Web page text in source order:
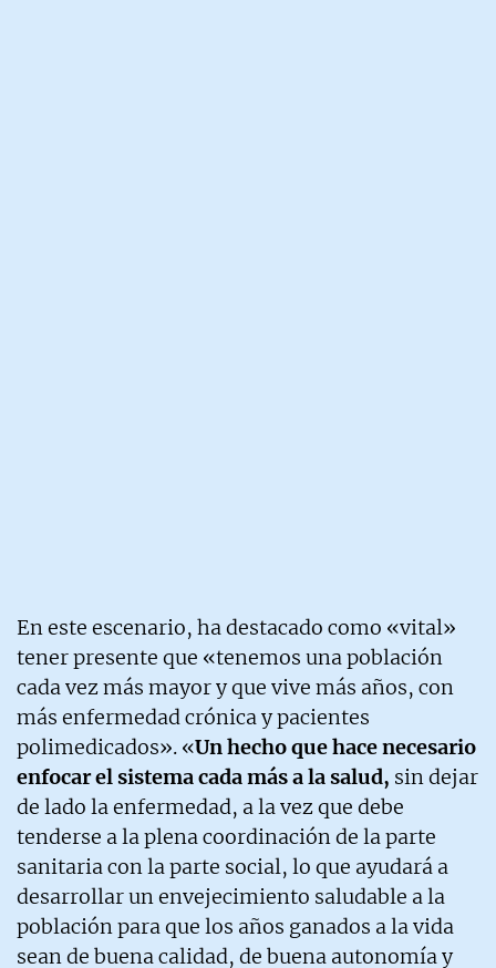
En este escenario, ha destacado como «vital»
tener presente que «tenemos una población
cada vez más mayor y que vive más años, con
más enfermedad crónica y pacientes
polimedicados». «Un hecho que hace necesario
enfocar el sistema cada más a la salud, sin dejar
de lado la enfermedad, a la vez que debe
tenderse a la plena coordinación de la parte
sanitaria con la parte social, lo que ayudará a
desarrollar un envejecimiento saludable a la
población para que los años ganados a la vida
sean de buena calidad, de buena autonomía y